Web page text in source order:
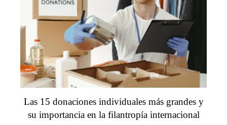
Las 15 donaciones individuales más grandes y
su importancia en la filantropía internacional